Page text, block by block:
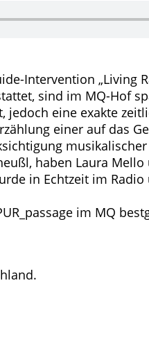
Intervention „Living
sind im MQ-Hof
eine exakte
einer auf das
haben Laura
in Echtzeit im
im MQ